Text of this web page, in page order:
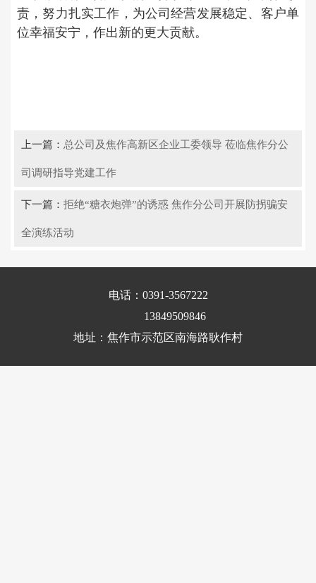
责，努力扎实工作，为公司经营发展稳定、客户单
位幸福安宁，作出新的更大贡献。
上一篇： 总公司及焦作高新区企业工委领导 莅临焦作分公
司调研指导党建工作
下一篇： 拒绝“糖衣炮弹”的诱惑 焦作分公司开展防拐骗安
全演练活动
电话：0391-3567222
13849509846
地址：焦作市示范区南海路耿作村